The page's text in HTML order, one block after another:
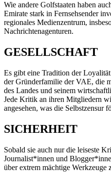
Wie andere Golfstaaten haben
Emirate stark in Fernsehsender
regionales Medienzentrum,
Nachrichtenagenturen.
GESELLSCHAFT
Es gibt eine Tradition der
der Gründerfamilie der VAE, die
des Landes und seinem
Jede Kritik an ihren Mitgliedern
angesehen, was die Selbstzensur
SICHERHEIT
Sobald sie auch nur die leiseste
Journalist*innen und
über extrem mächtige